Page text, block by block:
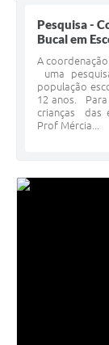
Pesquisa -
Bucal em
A
uma
população
12 anos. Para
crianças das
Prof Mércia...